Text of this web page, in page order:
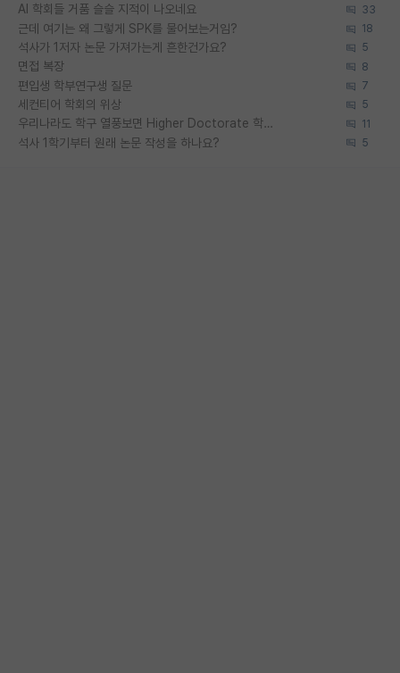
AI 학회들 거품 슬슬 지적이 나오네요 33
근데 여기는 왜 그렇게 SPK를 물어보는거임? 18
석사가 1저자 논문 가져가는게 흔한건가요? 5
면접 복장 8
편입생 학부연구생 질문 7
세컨티어 학회의 위상 5
우리나라도 학구 열풍보면 Higher Doctorate 학위가 필요하다고 봅니다. 11
석사 1학기부터 원래 논문 작성을 하나요? 5